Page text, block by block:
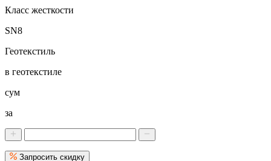
Класс жесткости
SN8
Геотекстиль
в геотекстиле
сум
за
Запросить скидку